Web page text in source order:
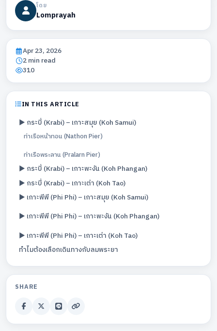
โดย
Lomprayah
Apr 23, 2026
2 min read
310
IN THIS ARTICLE
▶️ กระบี่ (Krabi) – เกาะสมุย (Koh Samui)
ท่าเรือหน้าทอน (Nathon Pier)
ท่าเรือพระลาน (Pralarn Pier)
▶️ กระบี่ (Krabi) – เกาะพะงัน (Koh Phangan)
▶️ กระบี่ (Krabi) – เกาะเต่า (Koh Tao)
▶️ เกาะพีพี (Phi Phi) – เกาะสมุย (Koh Samui)
▶️ เกาะพีพี (Phi Phi) – เกาะพะงัน (Koh Phangan)
▶️ เกาะพีพี (Phi Phi) – เกาะเต่า (Koh Tao)
ทำไมต้องเลือกเดินทางกับลมพระยา
SHARE